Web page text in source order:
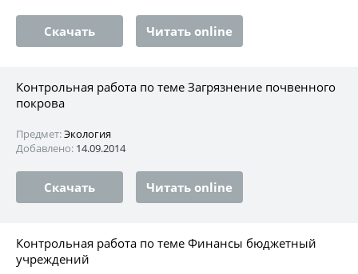
Скачать Читать online
Контрольная работа по теме Загрязнение почвенного
покрова
Предмет:Экология
Добавлено: 14.09.2014
Скачать Читать online
Контрольная работа по теме Финансы бюджетный
учреждений